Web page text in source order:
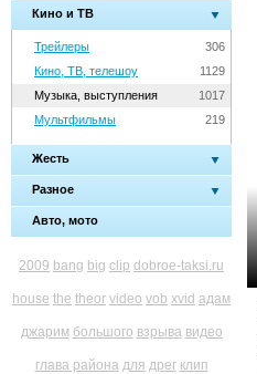
Кино и ТВ
306
Трейлеры
1129
Кино, ТВ, телешоу
1017
Музыка, выступления
219
Мультфильмы
Жесть
Разное
Авто, мото
2009 bang big clip dobroe-taksi.ru
house the theor video vob xvid адам
джарим большого взрыва видео
глава района для дрег клип